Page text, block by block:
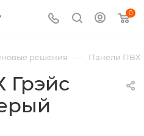
0
решения — Панели ПВХ
Грэйс